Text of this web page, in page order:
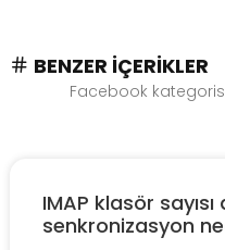
BENZER İÇERIKLER
Facebook
IMAP klasör
senkronizasyon